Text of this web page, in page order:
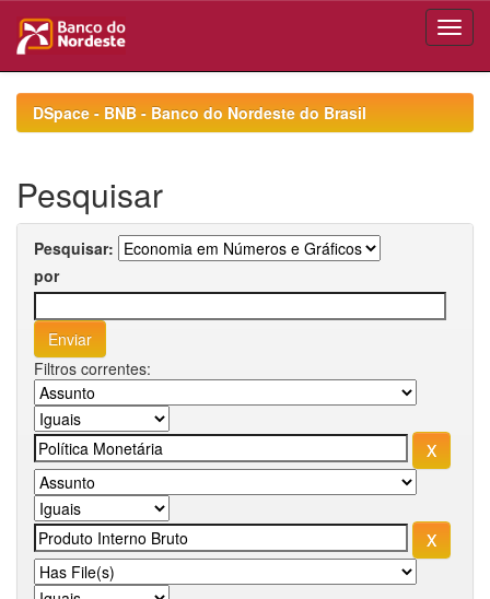
navigationDSpace - BNB - Banco do Nordeste do Brasil
Pesquisar
Pesquisar:
por
Filtros correntes: